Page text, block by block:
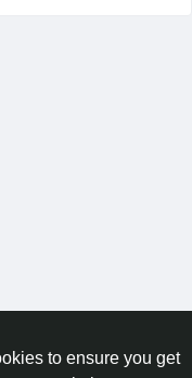
to ensure you get
- Первая аниме